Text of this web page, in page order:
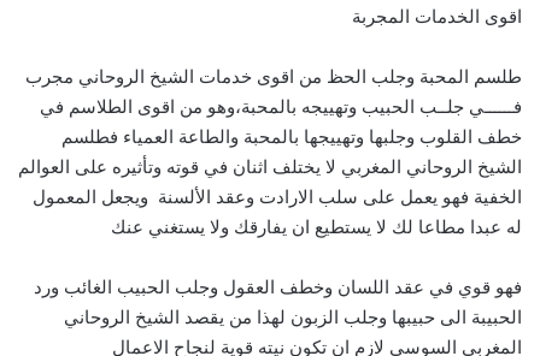
اقوى الخدمات المجربة
طلسم المحبة وجلب الحظ من اقوى خدمات الشيخ الروحاني مجرب
فــــــي جلــب الحبيب وتهييجه بالمحبة،وهو من اقوى الطلاسم في
خطف القلوب وجلبها وتهييجها بالمحبة والطاعة العمياء فطلسم
الشيخ الروحاني المغربي لا يختلف اثنان في قوته وتأثيره على العوالم
الخفية فهو يعمل على سلب الارادت وعقد الألسنة ويجعل المعمول
له عبدا مطاعا لك لا يستطيع ان يفارقك ولا يستغني عنك
فهو قوي في عقد اللسان وخطف العقول وجلب الحبيب الغائب ورد
الحبيبة الى حبيبها وجلب الزبون لهذا من يقصد الشيخ الروحاني
المغربي السوسي لازم ان تكون نيته قوية لنجاح الاعمال